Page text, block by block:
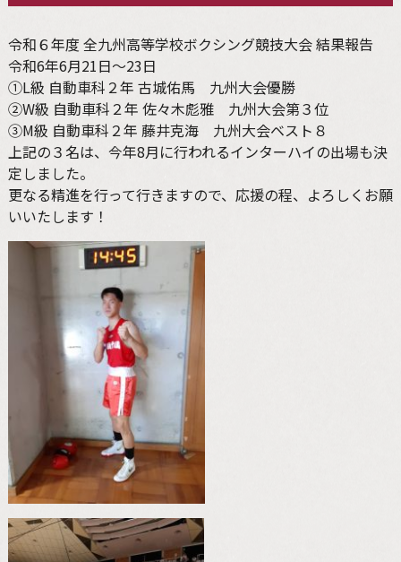
令和６年度 全九州高等学校ボクシング競技大会 結果報告
令和6年6月21日～23日
①L級 自動車科２年 古城佑馬 九州大会優勝
②W級 自動車科２年 佐々木彪雅 九州大会第３位
③M級 自動車科２年 藤井克海 九州大会ベスト８
上記の３名は、今年8月に行われるインターハイの出場も決
定しました。
更なる精進を行って行きますので、応援の程、よろしくお願
いいたします！